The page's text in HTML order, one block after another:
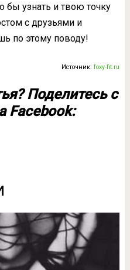
узнать и твою точку
с друзьями и
по этому поводу!
Источник: foxy-fit.ru
Поделитесь с
Facebook: